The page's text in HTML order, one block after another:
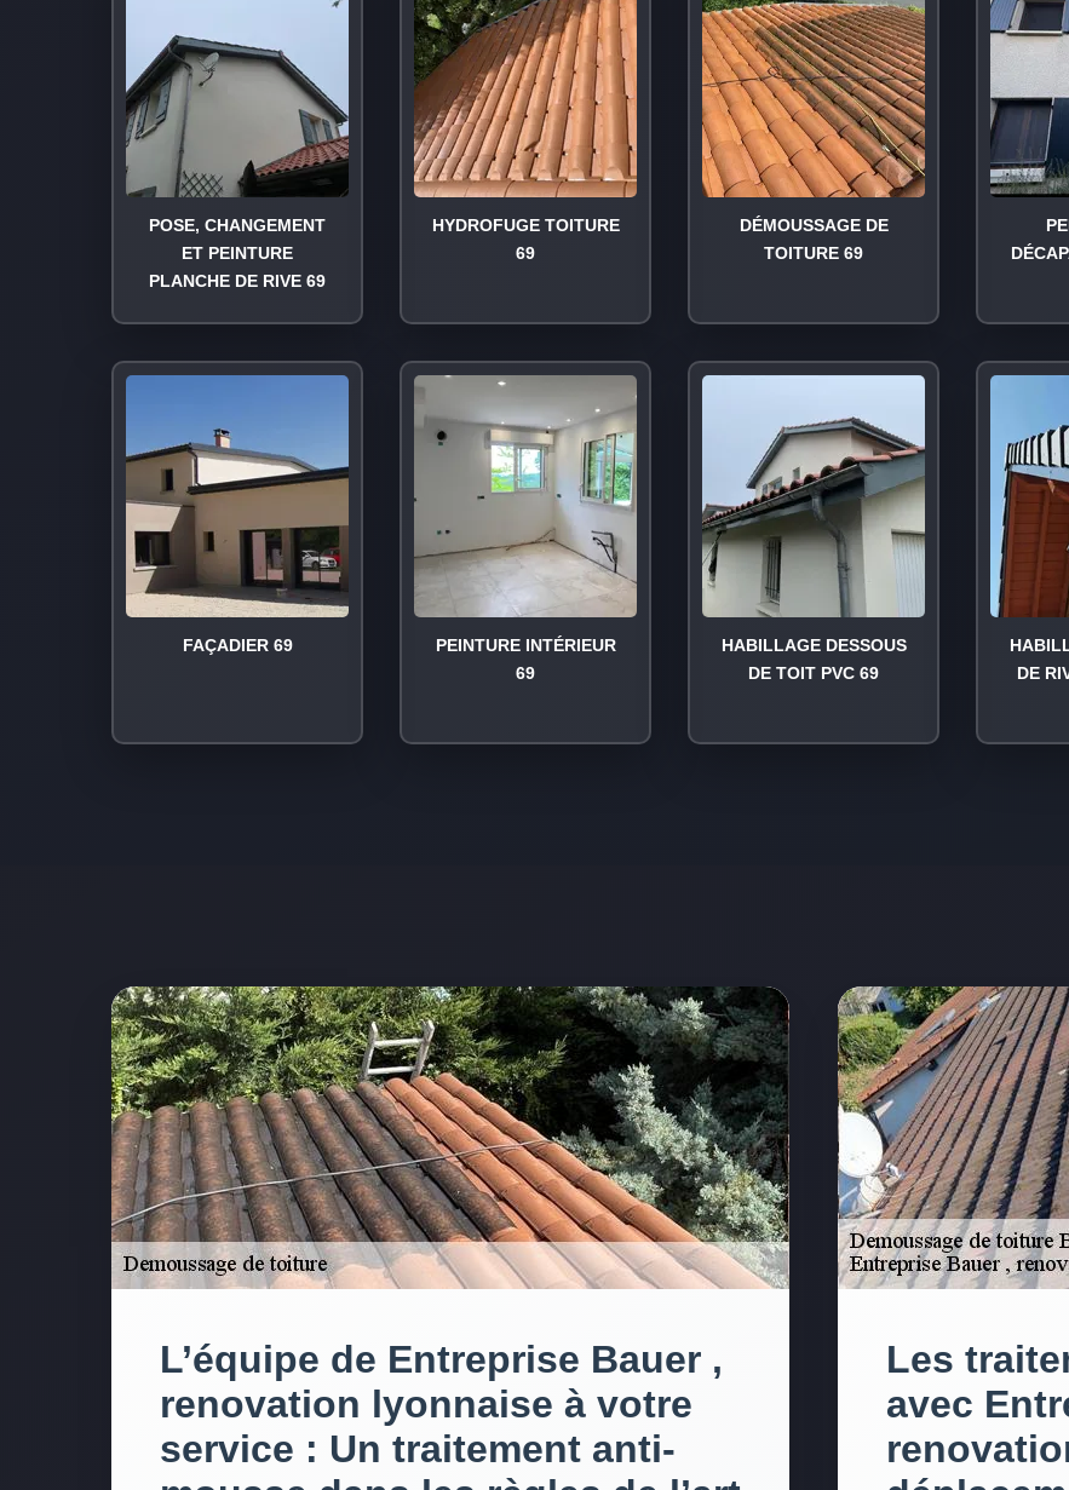
POSE, CHANGEMENT
ET PEINTURE
PLANCHE DE RIVE 69
HYDROFUGE TOITURE
69
DÉMOUSSAGE DE
TOITURE 69
FAÇADIER 69
PEINTURE INTÉRIEUR
69
HABILLAGE DESSOUS
DE TOIT PVC 69
DE
L’équipe de Entreprise Bauer ,
renovation lyonnaise à votre
service : Un traitement anti-
Les
avec